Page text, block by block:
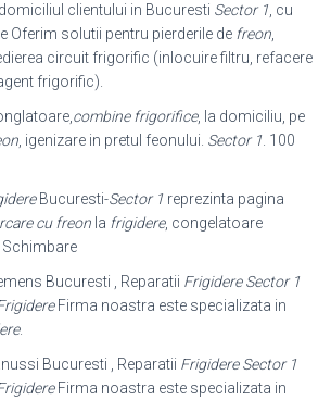
clientului in Bucuresti Sector 1 , cu
Oferim solutii pentru pierderile de freon
circuit frigorific (inlocuire filtru, refacere
frigorific).
combine frigorifice, la domiciliu, pe
, igenizare in pretul feonului. Sector 1 . 100
Bucuresti-Sector 1 reprezinta pagina
cu freon la frigidere, congelatoare
Schimbare
Bucuresti , Reparatii Frigidere Sector 1
Firma noastra este specializata in
.
Bucuresti , Reparatii Frigidere Sector 1
Firma noastra este specializata in